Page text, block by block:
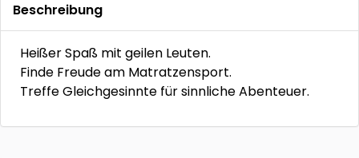
Beschreibung
Heißer Spaß mit geilen Leuten.
Finde Freude am Matratzensport.
Treffe Gleichgesinnte für sinnliche Abenteuer.